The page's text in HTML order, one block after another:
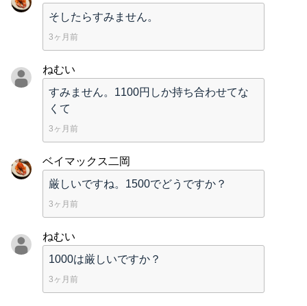
そしたらすみません。
3ヶ月前
ねむい
すみません。1100円しか持ち合わせてな
くて
3ヶ月前
ベイマックス二岡
厳しいですね。1500でどうですか？
3ヶ月前
ねむい
1000は厳しいですか？
3ヶ月前